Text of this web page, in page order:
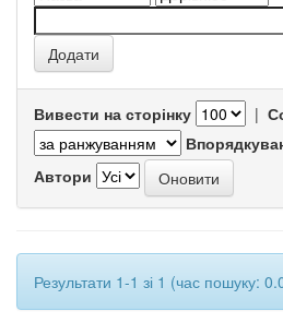
Вивести на сторінку |
Автори
Результати 1-1 зі 1 (час пошуку: